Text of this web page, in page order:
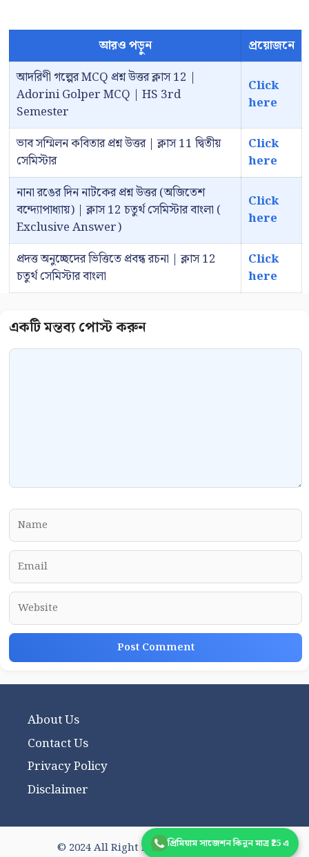
আরও পড়ুন
প্রয়োজনে
আদরিণী গল্পের MCQ প্রশ্ন উত্তর ক্লাস 12 |
Adorini Golper MCQ | HS 3rd
Semester
Click
here
ভাব সম্মিলন কবিতার প্রশ্ন উত্তর | ক্লাস 11 দ্বিতীয়
সেমিস্টার
Click
here
নানা রঙের দিন নাটকের প্রশ্ন উত্তর (অজিতেশ
বন্দ্যোপাধ্যায়) | ক্লাস 12 চতুর্থ সেমিস্টার বাংলা (
Exclusive Answer)
Click
here
প্রদত্ত অনুচ্ছেদের ভিত্তিতে প্রবন্ধ রচনা | ক্লাস 12
চতুর্থ সেমিস্টার বাংলা
Click
here
Comment
Name
Email
Website
About Us
Contact Us
Privacy Policy
Disclaimer
© 2024 All Right Reserved wbhsnote.in
প্রিমিয়াম সাজেশন কিনুন মাত্র ₹25 এ